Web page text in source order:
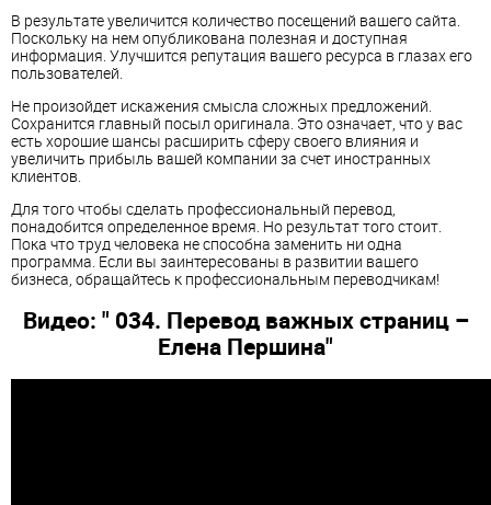
В результате увеличится количество посещений вашего сайта.
Поскольку на нем опубликована полезная и доступная
информация. Улучшится репутация вашего ресурса в глазах его
пользователей.
Не произойдет искажения смысла сложных предложений.
Сохранится главный посыл оригинала. Это означает, что у вас
есть хорошие шансы расширить сферу своего влияния и
увеличить прибыль вашей компании за счет иностранных
клиентов.
Для того чтобы сделать профессиональный перевод,
понадобится определенное время. Но результат того стоит.
Пока что труд человека не способна заменить ни одна
программа. Если вы заинтересованы в развитии вашего
бизнеса, обращайтесь к профессиональным переводчикам!
Видео: " 034. Переводважных страниц –
Елена Першина"